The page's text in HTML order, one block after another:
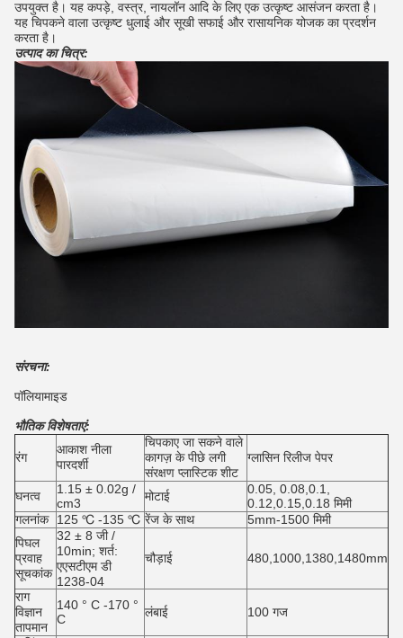
उपयुक्त है। यह कपड़े, वस्त्र, नायलॉन आदि के लिए एक उत्कृष्ट आसंजन करता है।
यह चिपकने वाला उत्कृष्ट धुलाई और सूखी सफाई और रासायनिक योजक का प्रदर्शन
करता है।
उत्पाद का चित्र:
संरचना:
पॉलियामाइड
भौतिक विशेषताएं:
रंग
आकाश नीला
पारदर्शी
चिपकाए जा सकने वाले
कागज़ के पीछे लगी
संरक्षण प्लास्टिक शीट
ग्लासिन रिलीज पेपर
घनत्व
1.15 ± 0.02g /
cm3
मोटाई
0.05, 0.08,0.1,
0.12,0.15,0.18 मिमी
गलनांक
125 ℃ -135 ℃ रेंज के साथ
5mm-1500 मिमी
पिघल
प्रवाह
सूचकांक
32 ± 8 जी /
10min; शर्त:
एएसटीएम डी
1238-04
चौड़ाई 480,1000,1380,1480mm
राग
विज्ञान
तापमान
140 ° C -170 °
C
लंबाई 100 गज